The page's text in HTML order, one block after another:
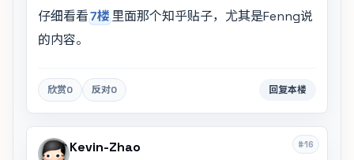
仔细看看7楼 里面那个知乎贴子，尤其是Fenng说
的内容。
欣赏0 反对0 回复本楼
#16
Kevin-Zhao